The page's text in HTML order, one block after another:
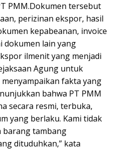
PMM.Dokumen tersebut
perizinan ekspor, hasil
kepabeanan, invoice
dokumen lain yang
ilmenit yang menjadi
Agung untuk
fakta yang
bahwa PT PMM
secara resmi, terbuka,
yang berlaku. Kami tidak
barang tambang
dituduhkan,” kata